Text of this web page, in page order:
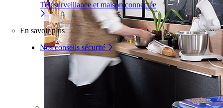
Télésurveillance et maison connectée
En savoir plus
Nos conseils sécurité